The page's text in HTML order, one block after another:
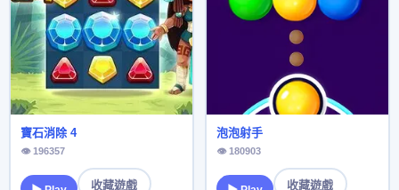
寶石消除 4
👁 196357
收藏遊戲
泡泡射手
👁 180903
收藏遊戲